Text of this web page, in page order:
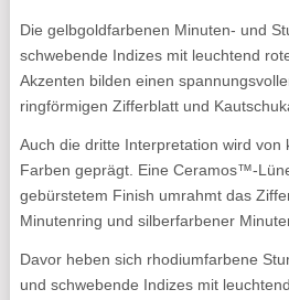
Die gelbgoldfarbenen Minuten- und
schwebende Indizes mit leuchtend
Akzenten bilden einen
ringförmigen Zifferblatt und
Auch die dritte Interpretation wird von
Farben geprägt. Eine Ceramos™-
gebürstetem Finish umrahmt das
Minutenring und silberfarbener
Davor heben sich rhodiumfarbene
und schwebende Indizes mit